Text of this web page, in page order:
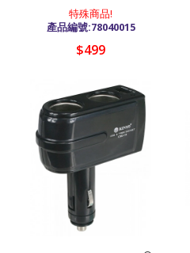
特殊商品!
產品編號:78040015
$499